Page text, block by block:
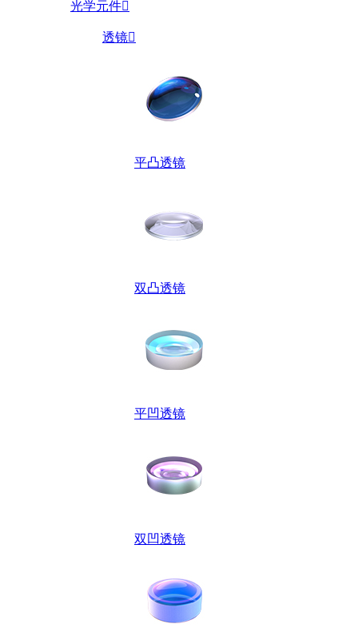
光学元件
透镜
平凸透镜
双凸透镜
平凹透镜
双凹透镜